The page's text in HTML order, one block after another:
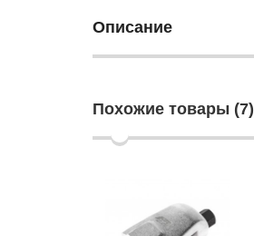
Описание
Похожие товары (7)